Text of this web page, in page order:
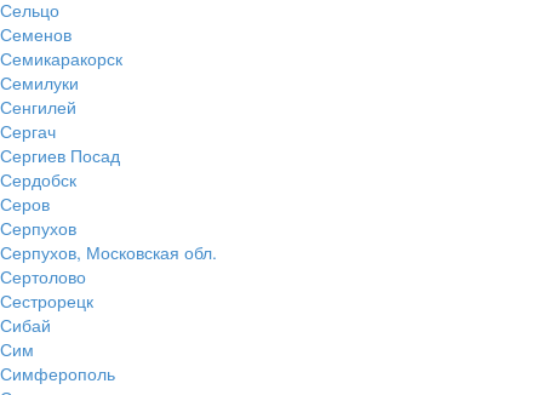
Сельцо
Семенов
Семикаракорск
Семилуки
Сенгилей
Сергач
Сергиев Посад
Сердобск
Серов
Серпухов
Серпухов, Московская обл.
Сертолово
Сестрорецк
Сибай
Сим
Симферополь